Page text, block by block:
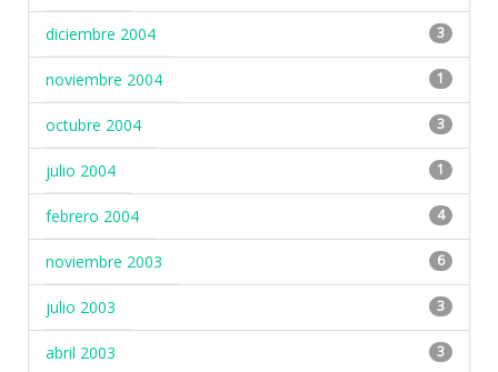
diciembre 2004 3
noviembre 2004 1
octubre 2004 3
julio 2004 1
febrero 2004 4
noviembre 2003 6
julio 2003 3
abril 2003 3